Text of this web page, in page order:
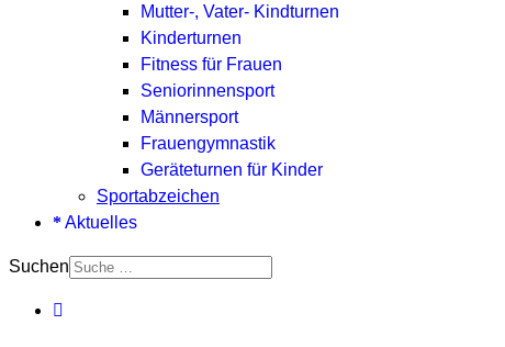
Mutter-, Vater- Kindturnen
Kinderturnen
Fitness für Frauen
Seniorinnensport
Männersport
Frauengymnastik
Geräteturnen für Kinder
Sportabzeichen
Aktuelles
Suchen